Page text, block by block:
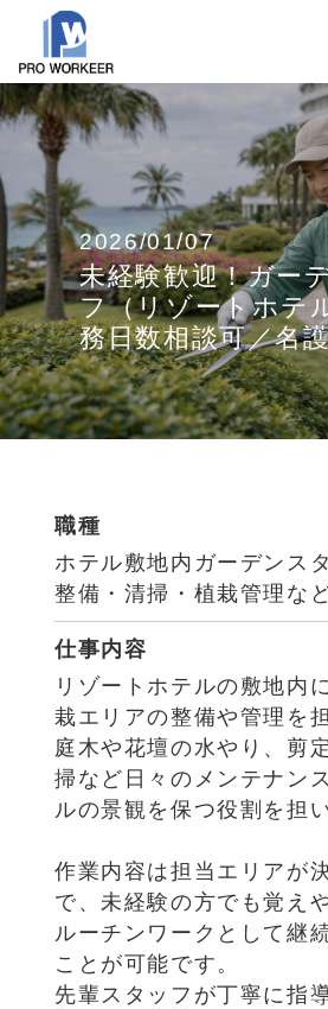
2026/01/07
未経験歓迎！ガー
フ（リゾートホテ
務日数相談可／名
職種
ホテル敷地内ガーデンス
整備・清掃・植栽管理など
仕事内容
リゾートホテルの敷地内
栽エリアの整備や管理を
庭木や花壇の水やり、剪
掃など日々のメンテナン
ルの景観を保つ役割を担
作業内容は担当エリアが
で、未経験の方でも覚え
ルーチンワークとして継
ことが可能です。
先輩スタッフが丁寧に指